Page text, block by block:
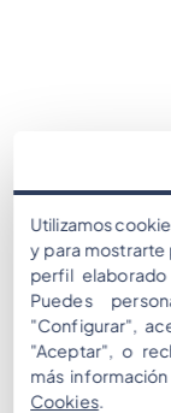
Utilizamos
y para mostrarte
perfil
Puedes
"Configurar",
"Aceptar", o
más
Cookies.